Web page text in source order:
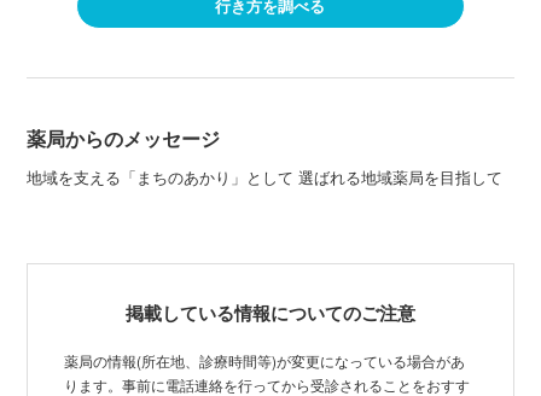
行き方を調べる
薬局からのメッセージ
地域を支える「まちのあかり」として 選ばれる地域薬局を目指して
掲載している情報についてのご注意
薬局の情報(所在地、診療時間等)が変更になっている場合があ
ります。事前に電話連絡を行ってから受診されることをおすす